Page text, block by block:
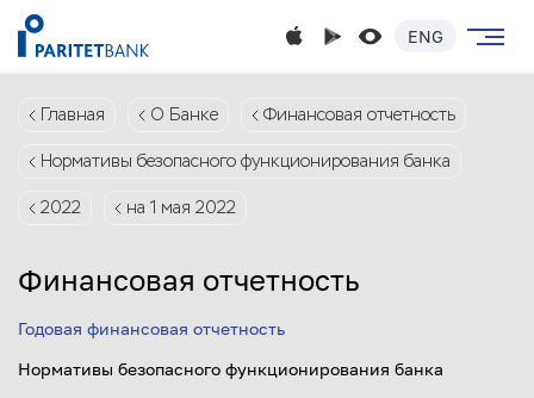
ENG
Главная О Банке Финансовая отчетность
Нормативы безопасного функционирования банка
2022 на 1 мая 2022
Финансовая отчетность
Годовая финансовая отчетность
Нормативы безопасного функционирования банка